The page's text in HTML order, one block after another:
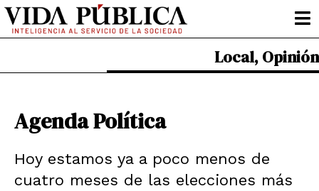
Ir
contenido
Local, Opinión
Agenda Política
Hoy estamos ya a poco menos de
cuatro meses de las elecciones más